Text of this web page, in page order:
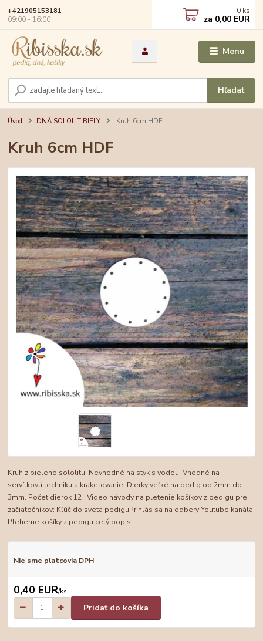
Menu
Hľadať
+421905153181
09:00 - 16:00
0 ks
za 0,00 EUR
Úvod DNÁ SOLOLIT BIELY Kruh 6cm HDF
Kruh 6cm HDF
Kruh z bieleho sololitu. Nevhodné na styk s vodou. Vhodné na
servítkovú techniku a krakelovanie. Dierky veľké na pedig od 2mm do
3mm. Počet dierok 12 Video návody na pletenie košíkov z pedigu pre
začiatočníkov: Kľúč do sveta pediguPrihlás sa na odbery Youtube kanála:
Pletieme košíky z pedigu celý popis
Nie sme platcovia DPH
0,40 EUR/ks
Pridať do košíka